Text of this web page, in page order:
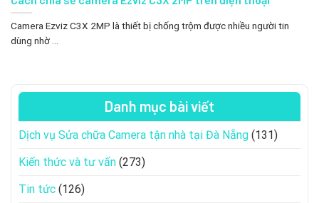
Danh mục bài viết
Dịch vụ Sửa chữa Camera tận nhà tại Đà Nẵng (131)
Kiến thức và tư vấn (273)
Tin tức (126)
Camera Ezviz C3X 2MP là thiết bị chống trộm được nhiều người tin
dùng nhờ ...